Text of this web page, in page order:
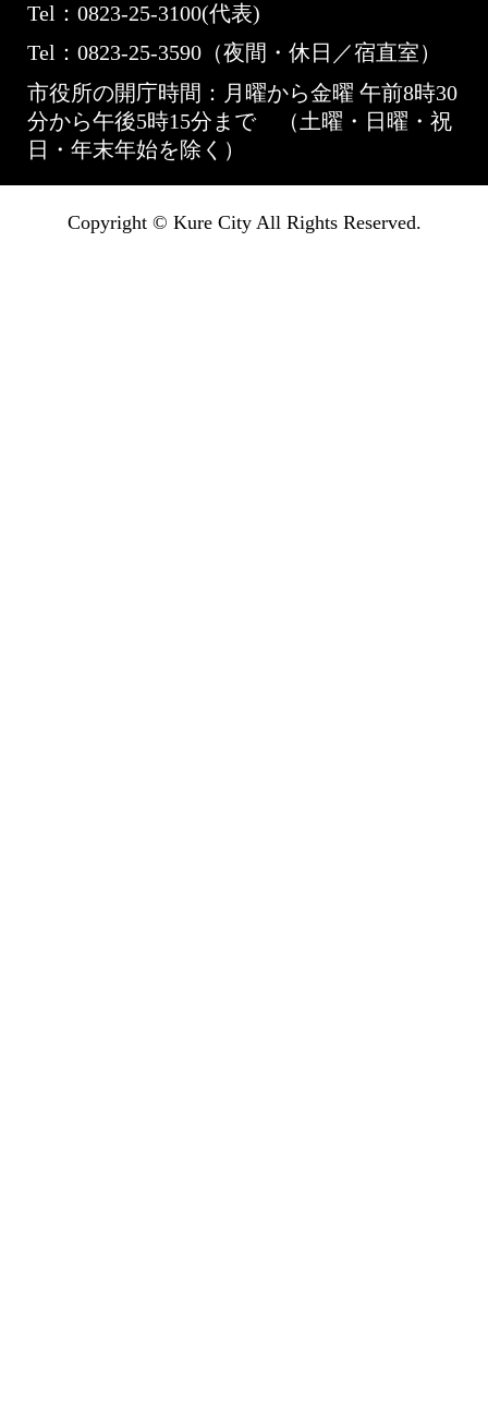
Tel：0823-25-3100(代表)
Tel：0823-25-3590（夜間・休日／宿直室）
市役所の開庁時間：月曜から金曜 午前8時30
分から午後5時15分まで （土曜・日曜・祝
日・年末年始を除く）
Copyright © Kure City All Rights Reserved.